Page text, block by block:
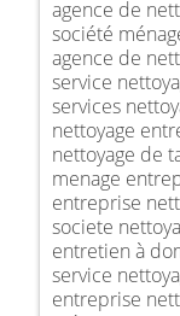
agence de
société
agence de
service
services
nettoyage
nettoyage de
menage
entreprise
societe
entretien à
service
entreprise